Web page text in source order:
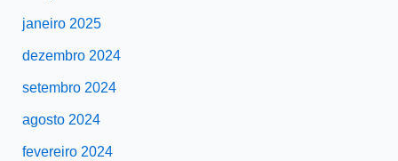
janeiro 2025
dezembro 2024
setembro 2024
agosto 2024
fevereiro 2024